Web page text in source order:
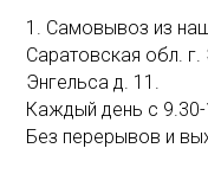
1. Самовывоз из
Саратовская обл.
Энгельса д. 11.
Каждый день с
Без перерывов и